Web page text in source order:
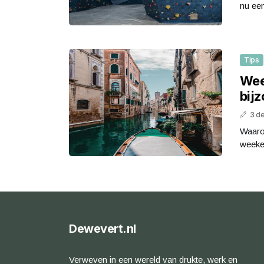
nu
Tips
3
Dewevert.nl
Verweven in een wereld van drukte, werk en